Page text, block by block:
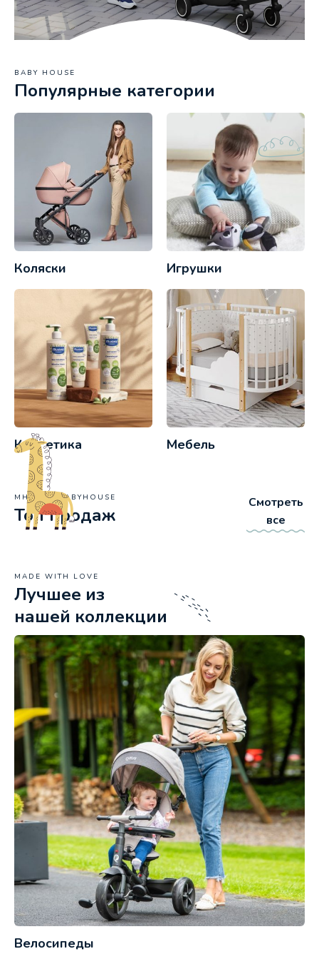
BABY HOUSE
Популярные категории
Коляски Игрушки
Косметика Мебель
МНЕНИЕ BABYHOUSE
Топ продаж
Смотреть
все
MADE WITH LOVE
Лучшее из
нашей коллекции
Велосипеды